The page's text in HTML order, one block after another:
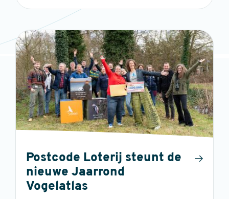
Postcode Loterij steunt de
nieuwe Jaarrond
Vogelatlas